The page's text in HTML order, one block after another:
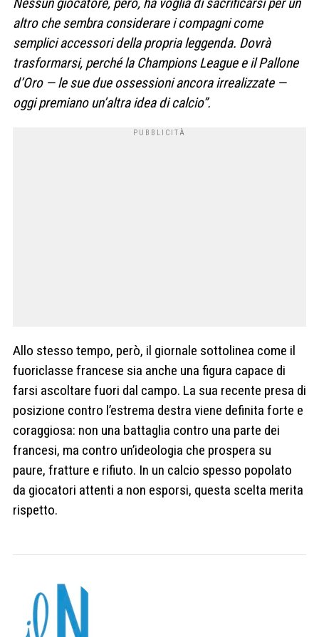
altro che sembra considerare i compagni come
semplici accessori della propria leggenda. Dovrà
trasformarsi, perché la Champions League e il Pallone
d’Oro — le sue due ossessioni ancora irrealizzate —
oggi premiano un’altra idea di calcio”.
Allo stesso tempo, però, il giornale sottolinea come il
fuoriclasse francese sia anche una figura capace di
farsi ascoltare fuori dal campo. La sua recente presa di
posizione contro l’estrema destra viene definita forte e
coraggiosa: non una battaglia contro una parte dei
francesi, ma contro un’ideologia che prospera su
paure, fratture e rifiuto. In un calcio spesso popolato
da giocatori attenti a non esporsi, questa scelta merita
rispetto.